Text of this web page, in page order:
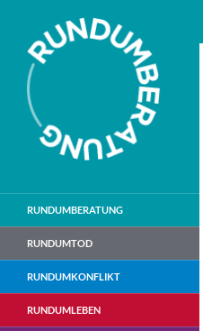
RUNDUMBERATUNG
RUNDUMTOD
RUNDUMKONFLIKT
RUNDUMLEBEN